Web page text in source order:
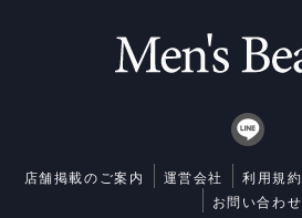
店舗掲載のご案内 運営会社 利用規約
お問い合わせ